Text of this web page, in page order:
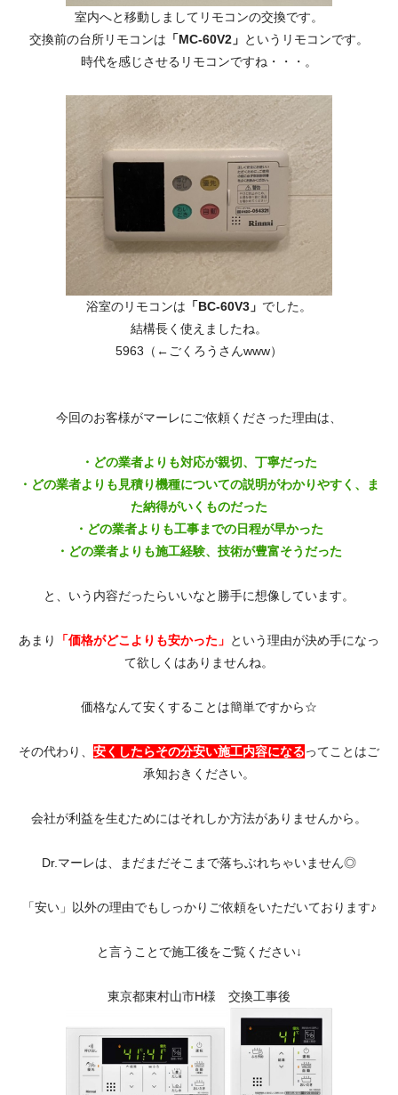
室内へと移動しましてリモコンの交換です。
交換前の台所リモコンは 「MC-60V2」 というリモコンです。
時代を感じさせるリモコンですね・・・。
浴室のリモコンは 「BC-60V3」 でした。
結構長く使えましたね。
5963（←ごくろうさんwww）
今回のお客様がマーレにご依頼くださった理由は、
・どの業者よりも対応が親切、丁寧だった
・どの業者よりも見積り機種についての説明がわかりやすく、ま
た納得がいくものだった
・どの業者よりも工事までの日程が早かった
・どの業者よりも施工経験、技術が豊富そうだった
と、いう内容だったらいいなと勝手に想像しています。
あまり 「価格がどこよりも安かった」 という理由が決め手になっ
て欲しくはありませんね。
価格なんて安くすることは簡単ですから☆
その代わり、 安くしたらその分安い施工内容になるってことはご
承知おきください。
会社が利益を生むためにはそれしか方法がありませんから。
Dr.マーレは、まだまだそこまで落ちぶれちゃいません◎
「安い」以外の理由でもしっかりご依頼をいただいております♪
と言うことで施工後をご覧ください↓
東京都東村山市H様 交換工事後